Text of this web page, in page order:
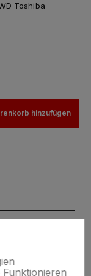
Toshiba
hinzufügen